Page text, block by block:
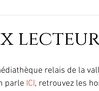
parle ICI, retrouvez les